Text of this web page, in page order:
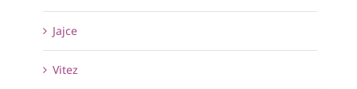
Jajce
Vitez